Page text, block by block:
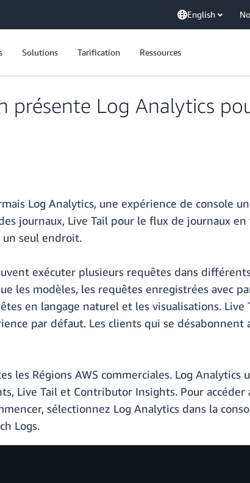
English
Solutions Tarification Ressources
présente Log Analytics
Log Analytics, une expérience de console
journaux, Live Tail pour le flux de journaux
seul endroit.
exécuter plusieurs requêtes dans
les modèles, les requêtes enregistrées avec
en langage naturel et les visualisations.
par défaut. Les clients qui se
les Régions AWS commerciales. Log
Live Tail et Contributor Insights. Pour
sélectionnez Log Analytics dans la
Logs.